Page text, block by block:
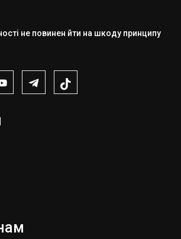
не повинен йти на шкоду принципу